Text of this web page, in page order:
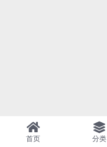
首页 分类